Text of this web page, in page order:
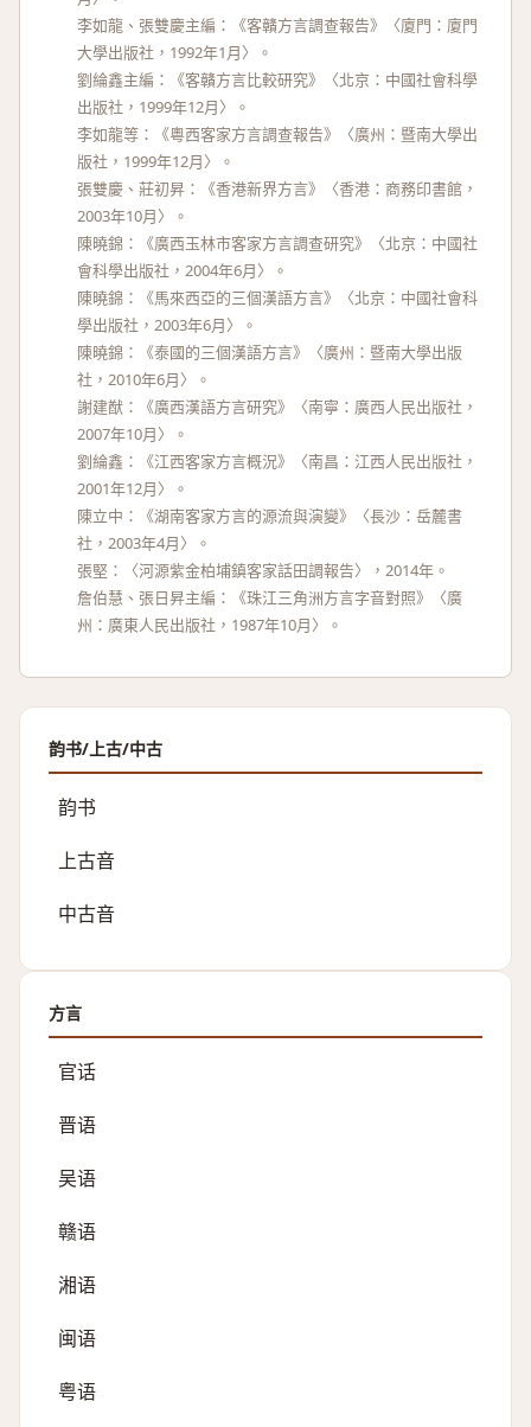
李如龍、張雙慶主編：《客贛方言調查報告》〈廈門：廈門
大學出版社，1992年1月〉。
劉綸鑫主編：《客贛方言比較研究》〈北京：中國社會科學
出版社，1999年12月〉。
李如龍等：《粵西客家方言調查報告》〈廣州：暨南大學出
版社，1999年12月〉。
張雙慶、莊初昇：《香港新界方言》〈香港：商務印書館，
2003年10月〉。
陳曉錦：《廣西玉林市客家方言調查研究》〈北京：中國社
會科學出版社，2004年6月〉。
陳曉錦：《馬來西亞的三個漢語方言》〈北京：中國社會科
學出版社，2003年6月〉。
陳曉錦：《泰國的三個漢語方言》〈廣州：暨南大學出版
社，2010年6月〉。
謝建猷：《廣西漢語方言研究》〈南寧：廣西人民出版社，
2007年10月〉。
劉綸鑫：《江西客家方言概況》〈南昌：江西人民出版社，
2001年12月〉。
陳立中：《湖南客家方言的源流與演變》〈長沙：岳麓書
社，2003年4月〉。
張堅：〈河源紫金柏埔鎮客家話田調報告〉，2014年。
詹伯慧、張日昇主編：《珠江三角洲方言字音對照》〈廣
州：廣東人民出版社，1987年10月〉。
韵书/上古/中古
韵书
上古音
中古音
方言
官话
晋语
吴语
赣语
湘语
闽语
粤语